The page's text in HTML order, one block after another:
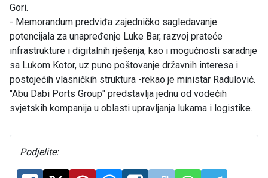
Gori.
- Memorandum predviđa zajedničko sagledavanje
potencijala za unapređenje Luke Bar, razvoj prateće
infrastrukture i digitalnih rješenja, kao i mogućnosti saradnje
sa Lukom Kotor, uz puno poštovanje državnih interesa i
postojećih vlasničkih struktura -rekao je ministar Radulović.
"Abu Dabi Ports Group" predstavlja jednu od vodećih
svjetskih kompanija u oblasti upravljanja lukama i logistike.
Podjelite: